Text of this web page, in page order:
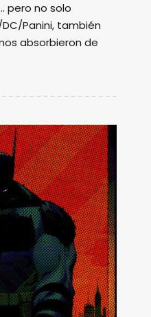
pero no solo
Panini, también
absorbieron de